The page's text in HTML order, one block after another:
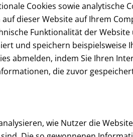
Cookies sowie analytische
dieser Website auf Ihrem
Funktionalität der
und speichern beispielsweise
abmelden, indem Sie Ihren
die zuvor
wie Nutzer die